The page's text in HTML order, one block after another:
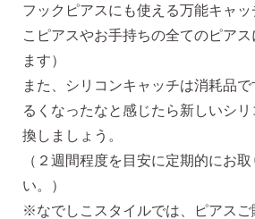
シーンで選ぶ
色で選ぶ
誕生石で選ぶ
ピアスホール完成までの3stepで選ぶ
フックピアスにも使える万能キャ
こピアスやお手持ちの全てのピア
ます）
また、シリコンキャッチは消耗品
るくなったなと感じたら新しいシ
換しましょう。
（２週間程度を目安に定期的にお
い。）
※なでしこスタイルでは、ピアスご